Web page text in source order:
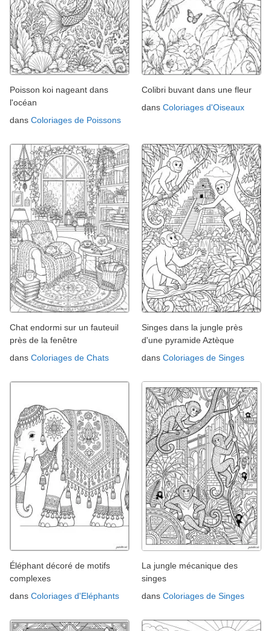
Poisson koi nageant dans
l'océan
dans Coloriages de Poissons
Colibri buvant dans une fleur
dans Coloriages d'Oiseaux
Chat endormi sur un fauteuil
près de la fenêtre
dans Coloriages de Chats
Singes dans la jungle près
d'une pyramide Aztèque
dans Coloriages de Singes
Éléphant décoré de motifs
complexes
dans Coloriages d'Eléphants
La jungle mécanique des
singes
dans Coloriages de Singes